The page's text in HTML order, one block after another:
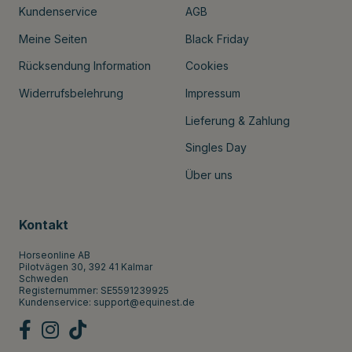
Kundenservice
Meine Seiten
Rücksendung Information
Widerrufsbelehrung
AGB
Black Friday
Cookies
Impressum
Lieferung & Zahlung
Singles Day
Über uns
Kontakt
Horseonline AB
Pilotvägen 30, 392 41 Kalmar
Schweden
Registernummer: SE5591239925
Kundenservice: support@equinest.de